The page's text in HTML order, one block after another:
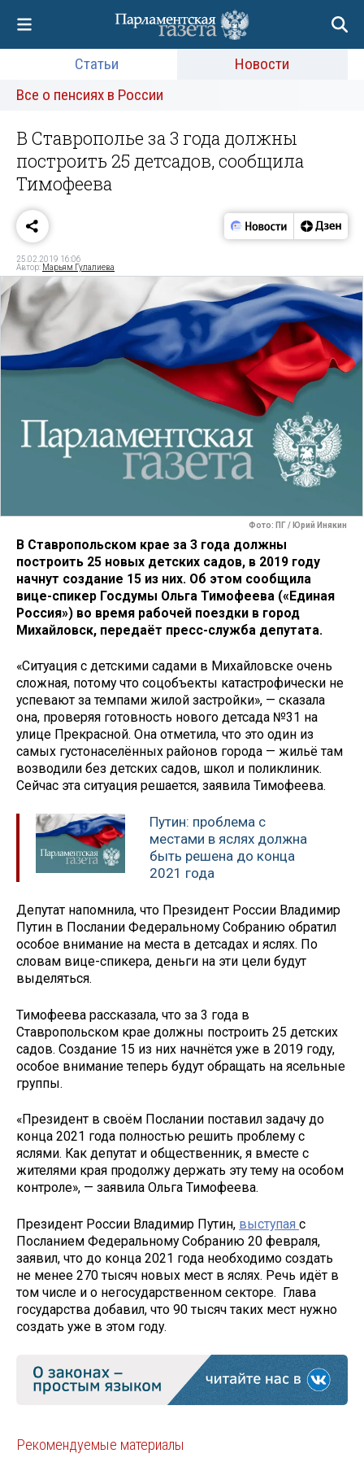
Статьи
Новости
Все о пенсиях в России
В Ставрополье за 3 года должны
построить 25 детсадов, сообщила
Тимофеева
25.02.2019 16:06
Автор: Марьям Гулалиева
Фото: ПГ / Юрий Инякин
В Ставропольском крае за 3 года должны
построить 25 новых детских садов, в 2019 году
начнут создание 15 из них. Об этом сообщила
вице-спикер Госдумы Ольга Тимофеева («Единая
Россия») во время рабочей поездки в город
Михайловск, передаёт пресс-служба депутата.
«Ситуация с детскими садами в Михайловске очень
сложная, потому что соцобъекты катастрофически не
успевают за темпами жилой застройки», — сказала
она, проверяя готовность нового детсада №31 на
улице Прекрасной. Она отметила, что это один из
самых густонаселённых районов города — жильё там
возводили без детских садов, школ и поликлиник.
Сейчас эта ситуация решается, заявила Тимофеева.
Путин: проблема с
местами в яслях должна
быть решена до конца
2021 года
Депутат напомнила, что Президент России Владимир
Путин в Послании Федеральному Собранию обратил
особое внимание на места в детсадах и яслях. По
словам вице-спикера, деньги на эти цели будут
выделяться.
Тимофеева рассказала, что за 3 года в
Ставропольском крае должны построить 25 детских
садов. Создание 15 из них начнётся уже в 2019 году,
особое внимание теперь будут обращать на ясельные
группы.
«Президент в своём Послании поставил задачу до
конца 2021 года полностью решить проблему с
яслями. Как депутат и общественник, я вместе с
жителями края продолжу держать эту тему на особом
контроле», — заявила Ольга Тимофеева.
Президент России Владимир Путин, выступая с
Посланием Федеральному Собранию 20 февраля,
заявил, что до конца 2021 года необходимо создать
не менее 270 тысяч новых мест в яслях. Речь идёт в
том числе и о негосударственном секторе. Глава
государства добавил, что 90 тысяч таких мест нужно
создать уже в этом году.
Рекомендуемые материалы